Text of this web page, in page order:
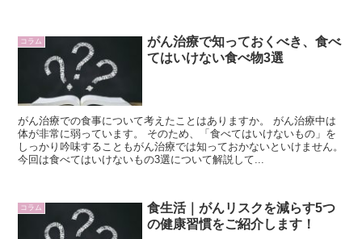
コラム
がん治療で知っておくべき、食べ
てはいけない食べ物3選
がん治療での食事について考えたことはありますか。 がん治療中は
体が非常に弱っています。 そのため、「食べてはいけないもの」を
しっかり吟味することもがん治療では知っておかないといけません。
今回は食べてはいけないもの3選について解説して...
コラム
食生活｜がんリスクを減らす5つ
の健康習慣をご紹介します！